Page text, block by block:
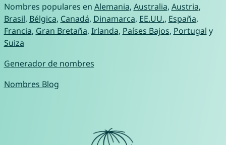
Nombres populares en Alemania, Australia, Austria,
Brasil, Bélgica, Canadá, Dinamarca, EE.UU., España,
Francia, Gran Bretaña, Irlanda, Países Bajos, Portugal y
Suiza
Generador de nombres
Nombres Blog